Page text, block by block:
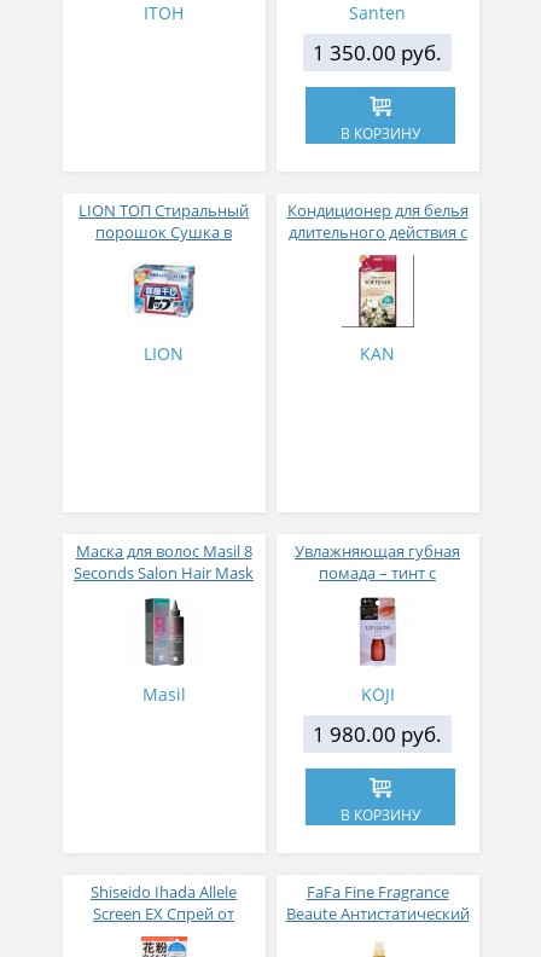
ITOH Santen
1 350.00 руб.
В КОРЗИНУ
LION ТОП Стиральный
порошок Сушка в
гр
LION
Кондиционер для белья
длительного действия с
аромакапсулами с
экзотическим ароматом
500 мл
KAN
Маска для волос Masil 8
Seconds Salon Hair Mask
200 мл
Masil
Увлажняющая губная
помада – тинт с
аппликатором KOJI,
Красно-оранжевый
KOJI
1 980.00 руб.
В КОРЗИНУ
Shiseido Ihada Allele
Screen EX Спрей от
вирусов и аллергий 50
FaFa Fine Fragrance
Beaute Антистатический